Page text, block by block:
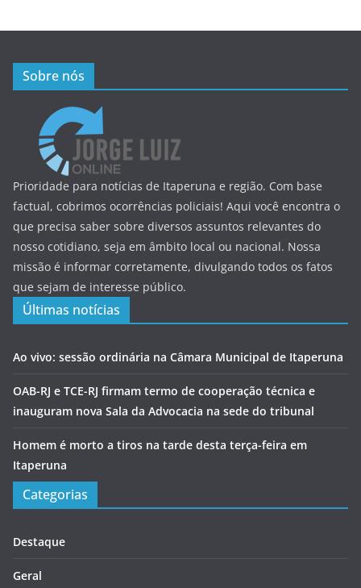
Sobre nós
Prioridade para notícias de Itaperuna e região. Com base
factual, cobrimos ocorrências policiais! Aqui você encontra o
que precisa saber sobre diversos assuntos relevantes do
nosso cotidiano, seja em âmbito local ou nacional. Nossa
missão é informar corretamente, divulgando todos os fatos
que sejam de interesse público.
Últimas notícias
Ao vivo: sessão ordinária na Câmara Municipal de Itaperuna
OAB-RJ e TCE-RJ firmam termo de cooperação técnica e
inauguram nova Sala da Advocacia na sede do tribunal
Homem é morto a tiros na tarde desta terça-feira em
Itaperuna
Categorias
Destaque
Geral